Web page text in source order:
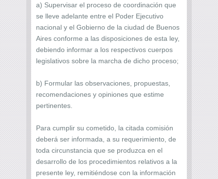
a) Supervisar el proceso de coordinación que
se lleve adelante entre el Poder Ejecutivo
nacional y el Gobierno de la ciudad de Buenos
Aires conforme a las disposiciones de esta ley,
debiendo informar a los respectivos cuerpos
legislativos sobre la marcha de dicho proceso;
b) Formular las observaciones, propuestas,
recomendaciones y opiniones que estime
pertinentes.
Para cumplir su cometido, la citada comisión
deberá ser informada, a su requerimiento, de
toda circunstancia que se produzca en el
desarrollo de los procedimientos relativos a la
presente ley, remitiéndose con la información